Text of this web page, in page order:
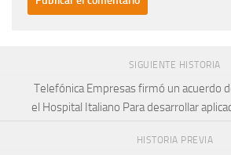
SIGUIENTE HISTORIA
Telefónica Empresas firmó un acuerdo
el Hospital Italiano Para desarrollar
HISTORIA PREVIA